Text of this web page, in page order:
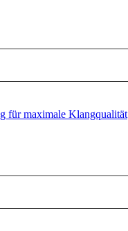
für maximale Klangqualität